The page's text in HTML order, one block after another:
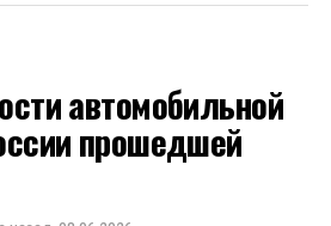
автомобильной
прошедшей